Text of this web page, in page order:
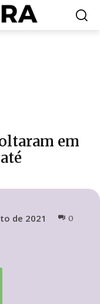
em
de 2021 0